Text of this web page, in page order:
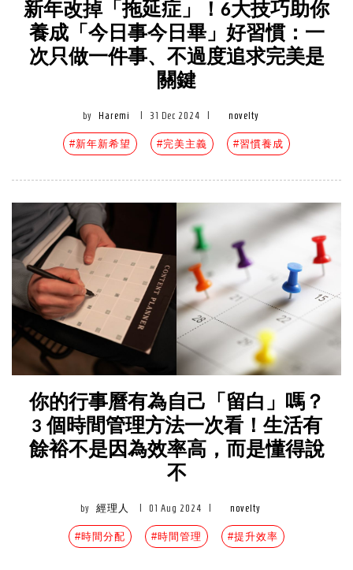
新年改掉「拖延症」！6大技巧助你
養成「今日事今日畢」好習慣：一
次只做一件事、不過度追求完美是
關鍵
by Haremi 31 Dec 2024 novelty
#新年新希望 #完美主義 #習慣養成
你的行事曆有為自己「留白」嗎？
3 個時間管理方法一次看！生活有
餘裕不是因為效率高，而是懂得說
不
by 經理人 01 Aug 2024 novelty
#時間分配 #時間管理 #提升效率